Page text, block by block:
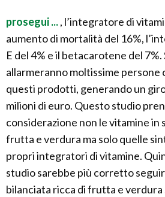
prosegui ..., l’integratore di
aumento di mortalità del 16%,
E del 4% e il betacarotene del 7%.
allarmeranno moltissime persone
questi prodotti, generando un
milioni di euro. Questo studio
considerazione non le vitamine in
frutta e verdura ma solo quelle
propri integratori di vitamine.
studio sarebbe più corretto
bilanciata ricca di frutta e verdura